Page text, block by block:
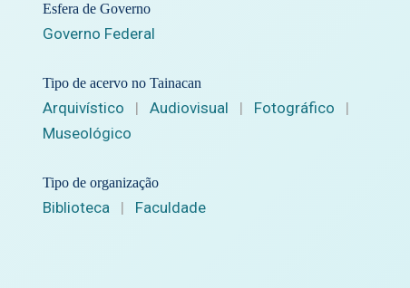
Esfera de Governo
Governo Federal
Tipo de acervo no Tainacan
Arquivístico | Audiovisual | Fotográfico
|
Museológico
Tipo de organização
Biblioteca | Faculdade